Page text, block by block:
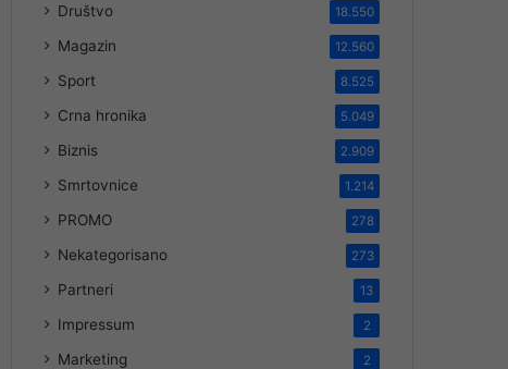
Društvo 18.550
Magazin 12.560
Sport 8.525
Crna hronika 5.049
Biznis 2.909
Smrtovnice 1.214
PROMO 278
Nekategorisano 273
Partneri 13
Impressum 2
Marketing 2